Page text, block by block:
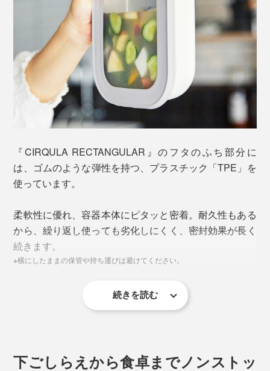
『CIRQULA RECTANGULAR』のフタのふち部分に
は、ゴムのような弾性を持つ、プラスチック「TPE」を
使っています。
柔軟性に優れ、容器本体にピタッと密着。耐久性もある
から、繰り返し使っても劣化しにくく、密封効果が長く
続きます。
※横にしたままの保管や持ち運びは避けてください。
続きを読む
下ごしらえから食卓までノンストッ